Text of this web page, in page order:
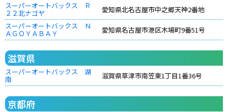
スーパーオートバックス Ｒ
２２北ナゴヤ
愛知県北名古屋市中之郷天神2番地
スーパーオートバックス Ｎ
ＡＧＯＹＡＢＡＹ 愛知県名古屋市港区木場町9番51号
滋賀県
スーパーオートバックス 湖
南 滋賀県草津市南笠東1丁目1番36号
京都府